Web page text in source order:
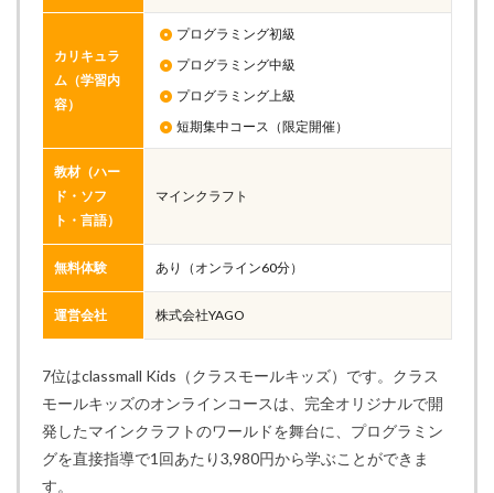
カリキュラ
ム（学習内
容）
プログラミング初級
プログラミング中級
プログラミング上級
短期集中コース（限定開催）
教材（ハー
ド・ソフ
ト・言語）
マインクラフト
無料体験 あり（オンライン60分）
運営会社 株式会社YAGO
7位はclassmall Kids（クラスモールキッズ）です。クラス
モールキッズのオンラインコースは、完全オリジナルで開
発したマインクラフトのワールドを舞台に、プログラミン
グを直接指導で1回あたり3,980円から学ぶことができま
す。